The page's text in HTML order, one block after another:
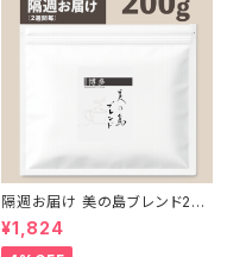
隔週お届け 美の島ブレンド200
g【豆のまま】
¥1,824